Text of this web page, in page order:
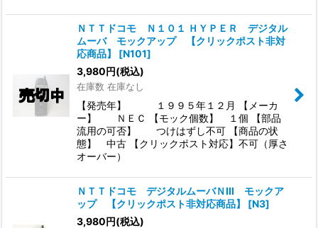
ＮＴＴドコモ Ｎ１０１ ＨＹＰＥＲ デジタル
ムーバ モックアップ 【クリックポスト非対
応商品】
[N101]
3,980円(税込)
在庫数 在庫なし
【発売年】 １９９５年１２月 【メーカ
ー】 ＮＥＣ 【モック個数】 １個 【部品
流用の可否】 つけはずし不可 【商品の状
態】 中古 【クリックポスト対応】不可（厚さ
オーバー）
ＮＴＴドコモ デジタルムーバＮIII モックア
ップ 【クリックポスト非対応商品】
[N3]
3,980円(税込)